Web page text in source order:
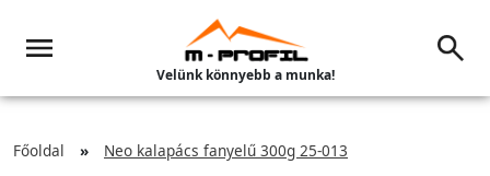
Velünk könnyebb a munka!
Főoldal Neo kalapács fanyelű 300g 25-013